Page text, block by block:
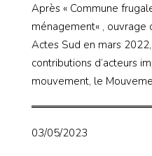
Après « Commune
ménagement« ,
Actes Sud en mars
contributions d’acteurs
mouvement, le
03/05/2023